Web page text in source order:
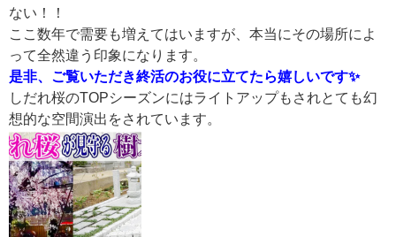
ない！！
ここ数年で需要も増えてはいますが、本当にその場所によ
って全然違う印象になります。
是非、ご覧いただき終活のお役に立てたら嬉しいです✨
しだれ桜のTOPシーズンにはライトアップもされとても幻
想的な空間演出をされています。